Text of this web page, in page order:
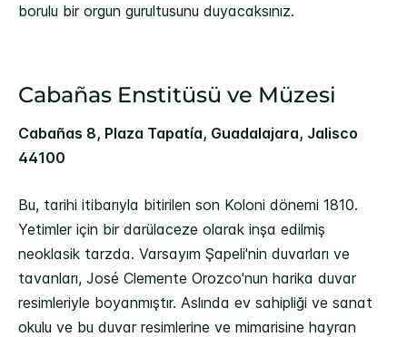
borulu bir orgun gurultusunu duyacaksınız.
Cabañas Enstitüsü ve Müzesi
Cabañas 8, Plaza Tapatía, Guadalajara, Jalisco
44100
Bu, tarihi itibarıyla bitirilen son Koloni dönemi 1810.
Yetimler için bir darülaceze olarak inşa edilmiş
neoklasik tarzda. Varsayım Şapeli'nin duvarları ve
tavanları, José Clemente Orozco'nun harika duvar
resimleriyle boyanmıştır. Aslında ev sahipliği ve sanat
okulu ve bu duvar resimlerine ve mimarisine hayran